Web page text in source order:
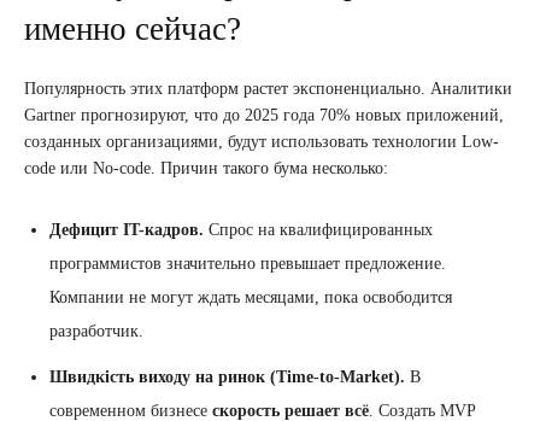
именно сейчас?
Популярность этих платформ растет экспоненциально. Аналитики
Gartner прогнозируют, что до 2025 года 70% новых приложений,
созданных организациями, будут использовать технологии Low-
code или No-code. Причин такого бума несколько:
Дефицит IT-кадров. Спрос на квалифицированных
программистов значительно превышает предложение.
Компании не могут ждать месяцами, пока освободится
разработчик.
Швидкість виходу на ринок (Time-to-Market). В
современном бизнесе скорость решает всё. Создать MVP